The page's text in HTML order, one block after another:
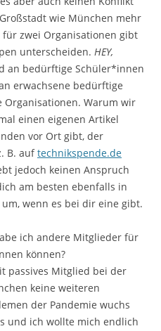
wie München mehr
zwei Organisationen gibt
unterscheiden. HEY,
an bedürftige Schüler*innen
erwachsene bedürftige
Organisationen. Warum wir
einen eigenen Artikel
vor Ort gibt, der
B. auftechnikspende.de
jedoch keinen Anspruch
am besten ebenfalls in
wenn es bei dir eine gibt.
ich andere Mitglieder für
können?
passives Mitglied bei der
keine weiteren
der Pandemie wuchs
und ich wollte mich endlich